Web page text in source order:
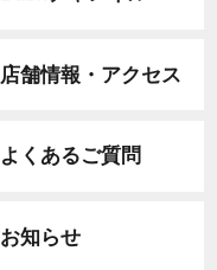
店舗情報・アクセス
よくあるご質問
お知らせ